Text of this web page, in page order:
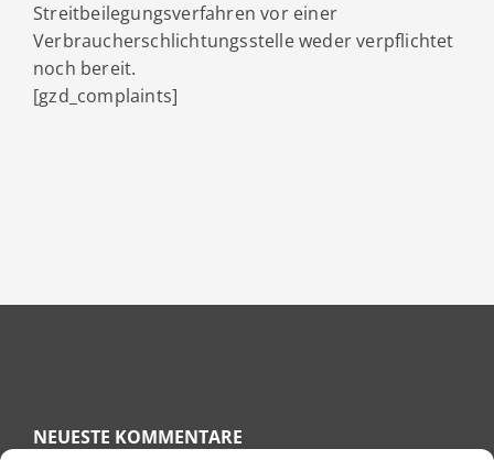
Streitbeilegungsverfahren vor einer
Verbraucherschlichtungsstelle weder verpflichtet
noch bereit.
[gzd_complaints]
NEUESTE KOMMENTARE